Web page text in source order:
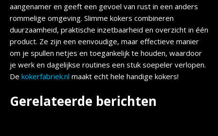
aangenamer en geeft een gevoel van rust in een anders
rommelige omgeving. Slimme kokers combineren
duurzaamheid, praktische inzetbaarheid en overzicht in één
product. Ze zijn een eenvoudige, maar effectieve manier
om je spullen netjes en toegankelijk te houden, waardoor
je werk en dagelijkse routines een stuk soepeler verlopen.
De kokerfabriek.nl maakt echt hele handige kokers!
Gerelateerde berichten